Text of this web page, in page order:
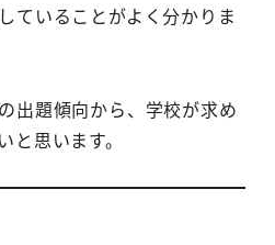
ていることがよく分かりま
出題傾向から、学校が求め
と思います。